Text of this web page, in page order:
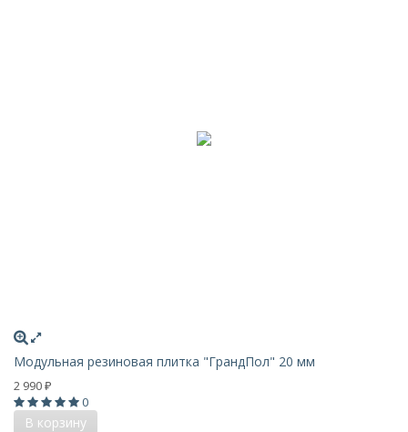
Модульная резиновая плитка "ГрандПол" 20 мм
2 990 ₽
0
В корзину